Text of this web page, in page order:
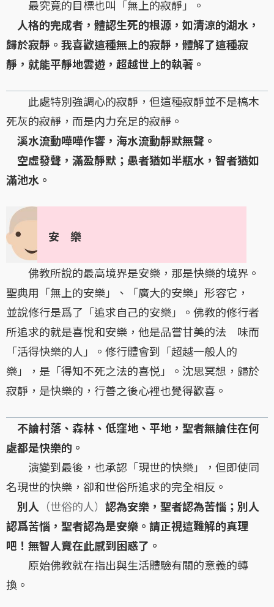
最究竟的目標也叫「無上的寂靜」。
人格的完成者，體認生死的根源，如清涼的湖水，
歸於寂靜。我喜歡這種無上的寂靜，體解了這種寂
靜，就能平靜地雲遊，超越世上的執著。
此處特別強調心的寂靜，但這種寂靜並不是槁木
死灰的寂靜，而是内力充足的寂靜。
溪水流動嘩嘩作響，海水流動靜默無聲。
空虛發聲，滿盈靜默；愚者猶如半瓶水，智者猶如
滿池水。
安 樂
佛教所說的最高境界是安樂，那是快樂的境界。
聖典用「無上的安樂」、「廣大的安樂」形容它，
並說修行是爲了「追求自己的安樂」。佛教的修行者
所追求的就是喜悅和安樂，他是品嘗甘美的法 味而
「活得快樂的人」。修行體會到「超越一般人的
樂」，是「得知不死之法的喜悦」。沈思冥想，歸於
寂靜，是快樂的，行善之後心裡也覺得歡喜。
不論村落、森林、低窪地、平地，聖者無論住在何
處都是快樂的。
演變到最後，也承認「現世的快樂」，但即使同
名現世的快樂，卻和世俗所追求的完全相反。
別人 （世俗的人） 認為安樂，聖者認為苦惱；別人
認爲苦惱，聖者認為是安樂。請正視這難解的真理
吧！無智人竟在此感到困惑了。
原始佛教就在指出與生活體驗有關的意義的轉
換。